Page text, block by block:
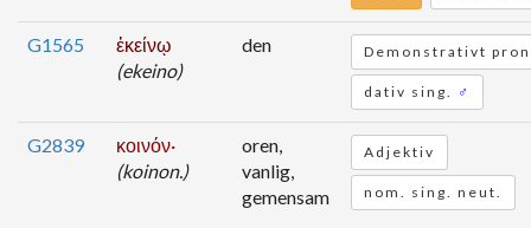
G1565
ἐκείνῳ
(ekeino)
den Demonstrativt
dativ sing. ♂
G2839
κοινόν·
(koinon.)
oren,
vanlig,
gemensam
Adjektiv
nom. sing. neut.